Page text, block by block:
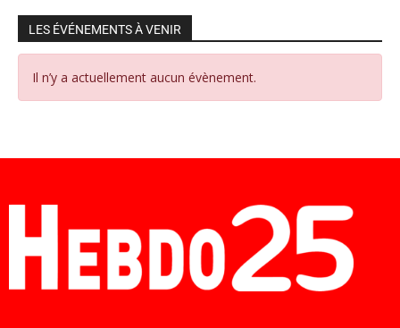
LES ÉVÉNEMENTS À VENIR
Il n’y a actuellement aucun évènement.